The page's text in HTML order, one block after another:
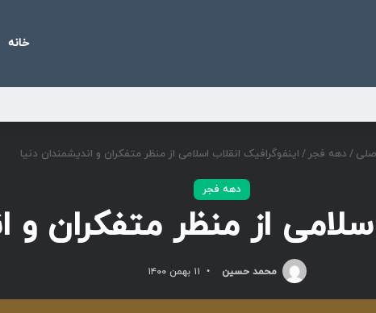
خانه
/ دهه فجر / اینفوگرافیک انقلاب اسلامی از منظر متفکران و اندیشمندان دنیا
دهه فجر
از منظر متفکران و
محمد حسین ۱۱ بهمن ۱۴۰۰